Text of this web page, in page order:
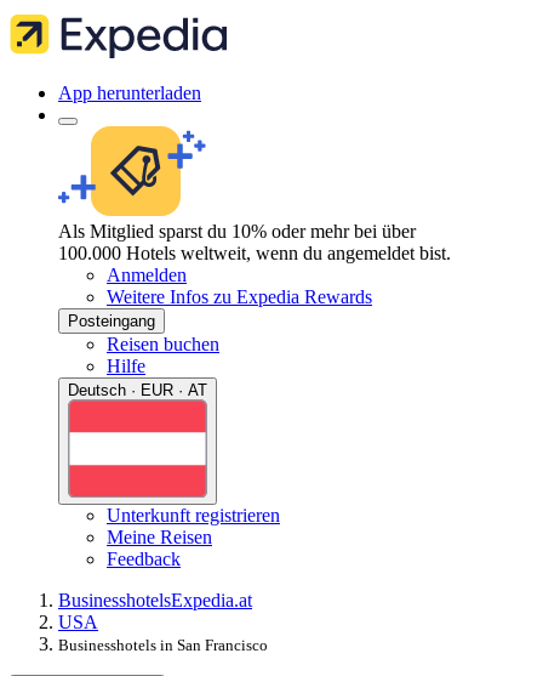
App herunterladen
Als Mitglied sparst du 10% oder mehr bei über
100.000 Hotels weltweit, wenn du angemeldet bist.
Anmelden
Weitere Infos zu Expedia Rewards
Posteingang
Reisen buchen
Hilfe
Deutsch · EUR · AT
Unterkunft registrieren
Meine Reisen
Feedback
BusinesshotelsExpedia.at
USA
Businesshotels in San Francisco